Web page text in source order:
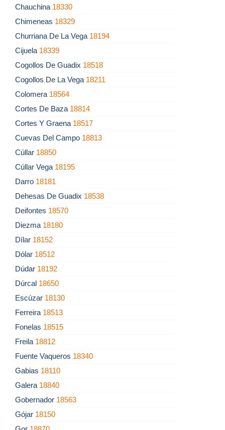
Chauchina 18330
Chimeneas 18329
Churriana De La Vega 18194
Cijuela 18339
Cogollos De Guadix 18518
Cogollos De La Vega 18211
Colomera 18564
Cortes De Baza 18814
Cortes Y Graena 18517
Cuevas Del Campo 18813
Cúllar 18850
Cúllar Vega 18195
Darro 18181
Dehesas De Guadix 18538
Deifontes 18570
Diezma 18180
Dílar 18152
Dólar 18512
Dúdar 18192
Dúrcal 18650
Escúzar 18130
Ferreira 18513
Fonelas 18515
Freila 18812
Fuente Vaqueros 18340
Gabias 18110
Galera 18840
Gobernador 18563
Gójar 18150